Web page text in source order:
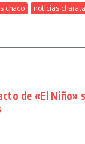
chaco noticias charata
de «El Niño»